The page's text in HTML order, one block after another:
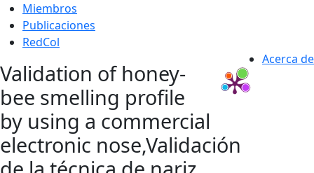
Miembros
Publicaciones
RedCol
Acerca de
Validation of honey-
bee smelling profile
by using a commercial
electronic nose,Validación